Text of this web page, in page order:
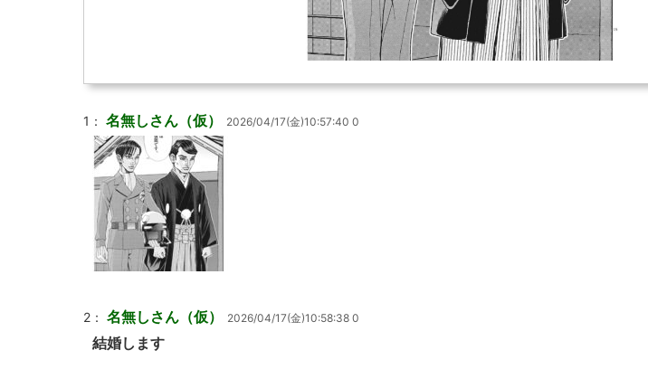
1： 名無しさん（仮） 2026/04/17(金)10:57:40 0
2： 名無しさん（仮） 2026/04/17(金)10:58:38 0
結婚します